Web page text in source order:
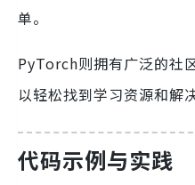
单。
PyTorch则拥有广泛的社
以轻松找到学习资源和解
代码示例与实践